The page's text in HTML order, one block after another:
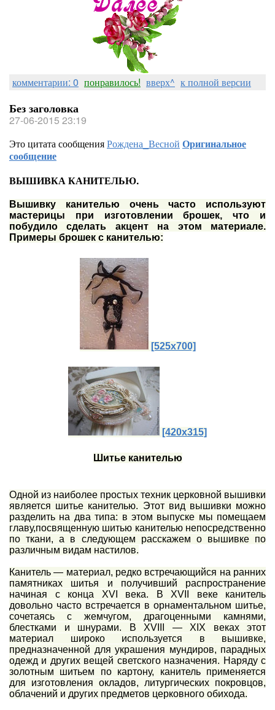
комментарии: 0 понравилось! вверх^ к полной версии
Без заголовка
27-06-2015 23:19
Это цитата сообщенияРождена_Весной Оригинальное
сообщение
ВЫШИВКА КАНИТЕЛЬЮ.
Вышивку канителью очень часто используют
мастерицы при изготовлении брошек, что и
побудило сделать акцент на этом материале.
Примеры брошек с канителью:
[525x700]
[420x315]
Шитье канителью
Одной из наиболее простых техник церковной вышивки
является шитье канителью. Этот вид вышивки можно
разделить на два типа: в этом выпуске мы помещаем
главу,посвященную шитью канителью непосредственно
по ткани, а в следующем расскажем о вышивке по
различным видам настилов.
Канитель — материал, редко встречающийся на ранних
памятниках шитья и получивший распространение
начиная с конца XVI века. В XVII веке канитель
довольно часто встречается в орнаментальном шитье,
сочетаясь с жемчугом, драгоценными камнями,
блестками и шнурами. В XVIII — XIX веках этот
материал широко используется в вышивке,
предназначенной для украшения мундиров, парадных
одежд и других вещей светского назначения. Наряду с
золотным шитьем по картону, канитель применяется
для изготовления окладов, литургических покровцов,
облачений и других предметов церковного обихода.